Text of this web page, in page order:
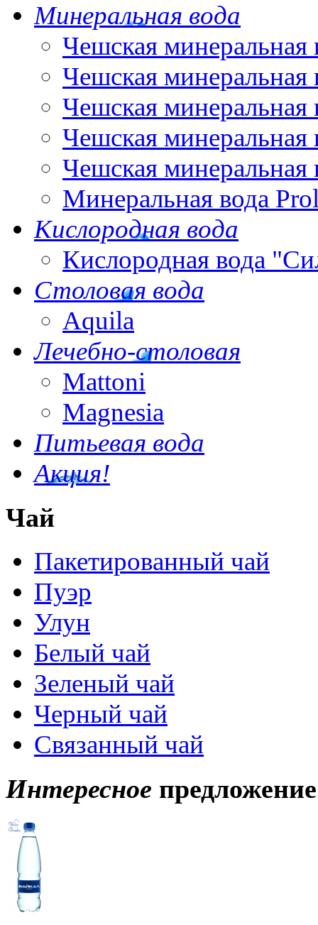
Минеральная вода
Чешская минеральная
Чешская минеральная
Чешская минеральная
Чешская минеральная
Чешская минеральная
Минеральная вода
Кислородная вода
Кислородная вода
Столовая вода
Aquila
Лечебно-столовая
Mattoni
Magnesia
Питьевая вода
Акция!
Чай
Пакетированный чай
Пуэр
Улун
Белый чай
Зеленый чай
Черный чай
Связанный чай
Интересное предложение